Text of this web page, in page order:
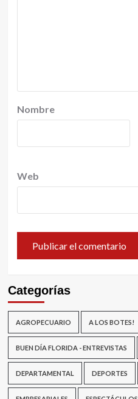
Nombre
Web
Categorías
AGROPECUARIO A LOS BOTES!
BUEN DÍA FLORIDA - ENTREVISTAS
DEPARTAMENTAL DEPORTES